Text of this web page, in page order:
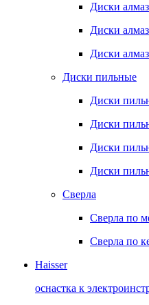
Диски
Диски
Диски
Диски пильные
Диски
Диски
Диски
Диски
Сверла
Сверла по
Сверла по
Haisser
оснастка к